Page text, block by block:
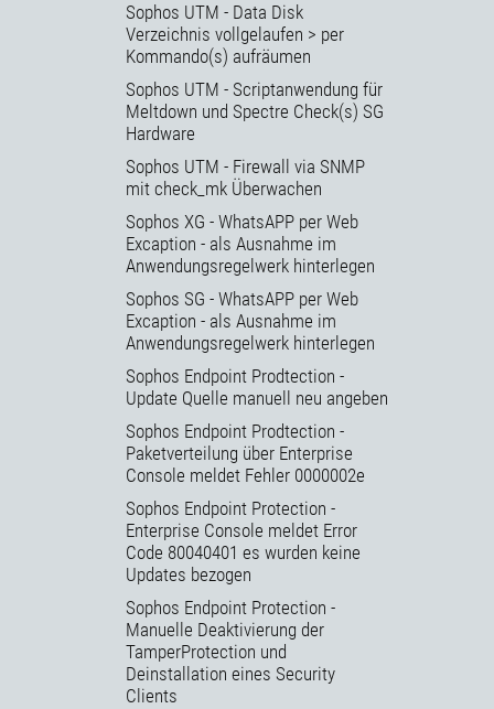
Sophos UTM - Data Disk
Verzeichnis vollgelaufen > per
Kommando(s) aufräumen
Sophos UTM - Scriptanwendung für
Meltdown und Spectre Check(s) SG
Hardware
Sophos UTM - Firewall via SNMP
mit check_mk Überwachen
Sophos XG - WhatsAPP per Web
Excaption - als Ausnahme im
Anwendungsregelwerk hinterlegen
Sophos SG - WhatsAPP per Web
Excaption - als Ausnahme im
Anwendungsregelwerk hinterlegen
Sophos Endpoint Prodtection -
Update Quelle manuell neu angeben
Sophos Endpoint Prodtection -
Paketverteilung über Enterprise
Console meldet Fehler 0000002e
Sophos Endpoint Protection -
Enterprise Console meldet Error
Code 80040401 es wurden keine
Updates bezogen
Sophos Endpoint Protection -
Manuelle Deaktivierung der
TamperProtection und
Deinstallation eines Security
Clients